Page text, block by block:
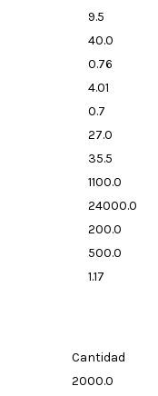
9.5
40.0
0.76
4.01
0.7
27.0
35.5
1100.0
24000.0
200.0
500.0
1.17
Cantidad
2000.0